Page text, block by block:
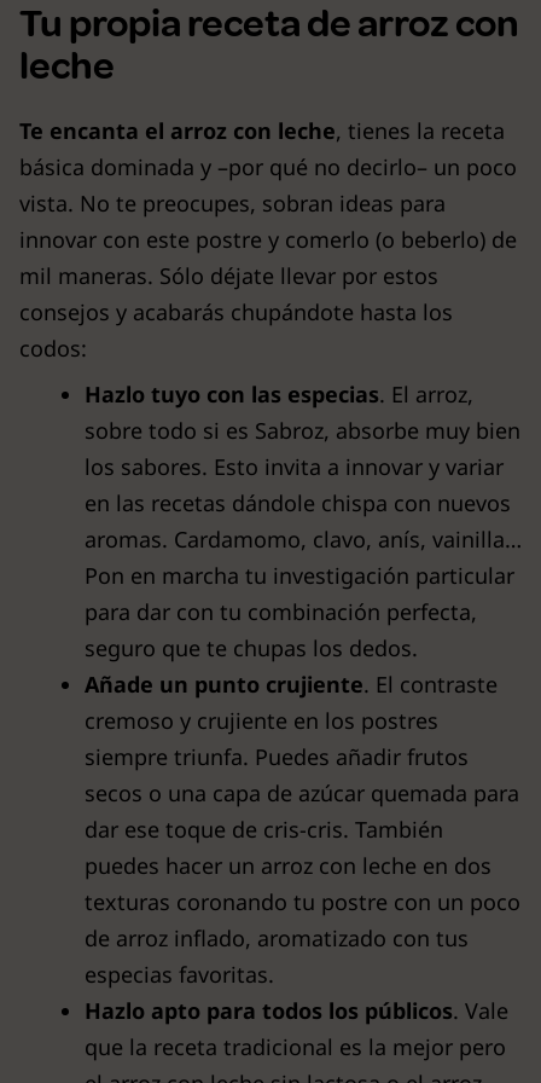
Tu propia receta de arroz con
leche
Te encanta el arroz con leche, tienes la receta
básica dominada y –por qué no decirlo– un poco
vista. No te preocupes, sobran ideas para
innovar con este postre y comerlo (o beberlo) de
mil maneras. Sólo déjate llevar por estos
consejos y acabarás chupándote hasta los
codos:
Hazlo tuyo con las especias. El arroz,
sobre todo si es Sabroz, absorbe muy bien
los sabores. Esto invita a innovar y variar
en las recetas dándole chispa con nuevos
aromas. Cardamomo, clavo, anís, vainilla…
Pon en marcha tu investigación particular
para dar con tu combinación perfecta,
seguro que te chupas los dedos.
Añade un punto crujiente. El contraste
cremoso y crujiente en los postres
siempre triunfa. Puedes añadir frutos
secos o una capa de azúcar quemada para
dar ese toque de cris-cris. También
puedes hacer un arroz con leche en dos
texturas coronando tu postre con un poco
de arroz inflado, aromatizado con tus
especias favoritas.
Hazlo apto para todos los públicos. Vale
que la receta tradicional es la mejor pero